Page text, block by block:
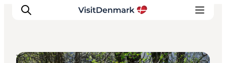
Touren auf eigene Faust